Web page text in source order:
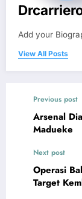
Add your
View All Posts
Previous post
Arsenal
Madueke
Next post
Operasi
Target